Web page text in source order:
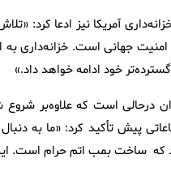
آمریکا نیز ادعا کرد:
جهانی است. خزانه‌داری به
خود ادامه خواهد داد.»
درحالی است که علاوه‌بر
پیش تأکید کرد: «ما به
که ساخت بمب اتم حرام است.